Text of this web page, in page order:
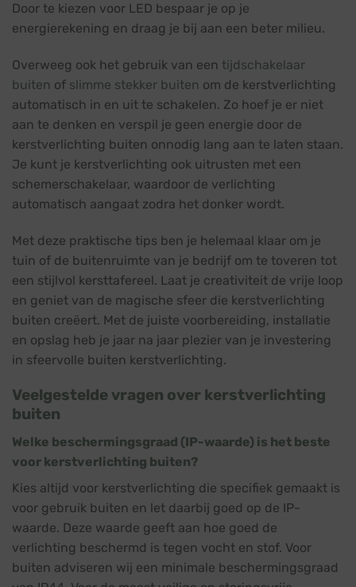
Door te kiezen voor LED bespaar je op je
energierekening en draag je bij aan een beter milieu.
Overweeg ook het gebruik van een tijdschakelaar
buiten of slimme stekker buiten om de kerstverlichting
automatisch in en uit te schakelen. Zo hoef je er niet
aan te denken en verspil je geen energie door de
kerstverlichting buiten onnodig lang aan te laten staan.
Je kunt je kerstverlichting ook uitrusten met een
schemerschakelaar, waardoor de verlichting
automatisch aangaat zodra het donker wordt.
Met deze praktische tips ben je helemaal klaar om je
tuin of de buitenruimte van je bedrijf om te toveren tot
een stijlvol kersttafereel. Laat je creativiteit de vrije loop
en geniet van de magische sfeer die kerstverlichting
buiten creëert. Met de juiste voorbereiding, installatie
en opslag heb je jaar na jaar plezier van je investering
in sfeervolle buiten kerstverlichting.
Veelgestelde vragen over kerstverlichting
buiten
Welke beschermingsgraad (IP-waarde) is het beste
voor kerstverlichting buiten?
Kies altijd voor kerstverlichting die specifiek gemaakt is
voor gebruik buiten en let daarbij goed op de IP-
waarde. Deze waarde geeft aan hoe goed de
verlichting beschermd is tegen vocht en stof. Voor
buiten adviseren wij een minimale beschermingsgraad